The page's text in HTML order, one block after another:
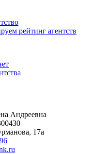
рейтинг агентств
Андреевна
17а